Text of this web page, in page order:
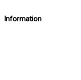
Information